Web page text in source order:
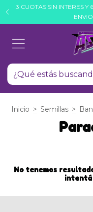
3 CUOTAS SIN INTERES
Inicio > Semillas >
No tenemos